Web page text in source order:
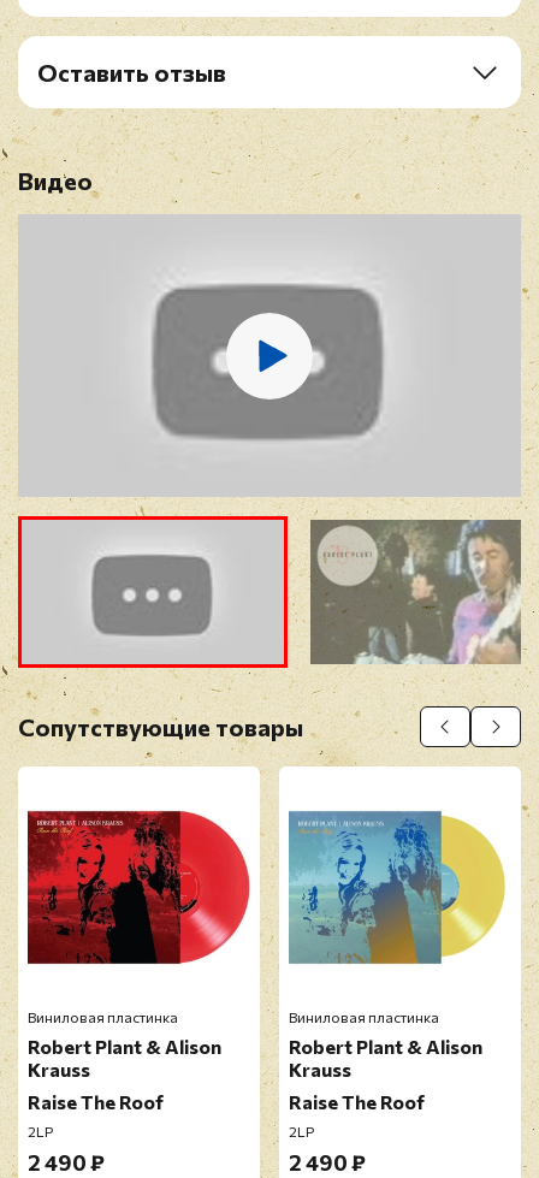
B1. Little By Little
B2. Doo Doo A Do Do
B3. Easily Lead
B4. Sixes And Sevens
Оставить отзыв
Имя*
Прикрепить фото
Оставить отзыв
Перед публикацией отзывы проходят
Видео
Сопутствующие товары
Виниловая пластинка
Robert Plant & Alison
Krauss
Raise The Roof
2LP
2 490 ₽
Виниловая пластинка
Robert Plant & Alison
Krauss
Raise The Roof
2LP
2 490 ₽